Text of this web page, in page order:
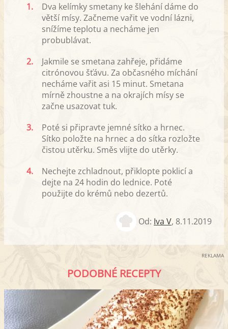
1.
Dva kelímky smetany ke šlehání dáme do
větší mísy. Začneme vařit ve vodní lázni,
snížíme teplotu a necháme jen
probublávat.
2.
Jakmile se smetana zahřeje, přidáme
citrónovou šťávu. Za občasného míchání
necháme vařit asi 15 minut. Smetana
mírně zhoustne a na okrajích mísy se
začne usazovat tuk.
3.
Poté si připravte jemné sítko a hrnec.
Sítko položte na hrnec a do sítka rozložte
čistou utěrku. Směs vlijte do utěrky.
4.
Nechejte zchladnout, přiklopte poklicí a
dejte na 24 hodin do lednice. Poté
použijte do krémů nebo dezertů.
Od: Iva V, 8.11.2019
REKLAMA
PODOBNÉ RECEPTY